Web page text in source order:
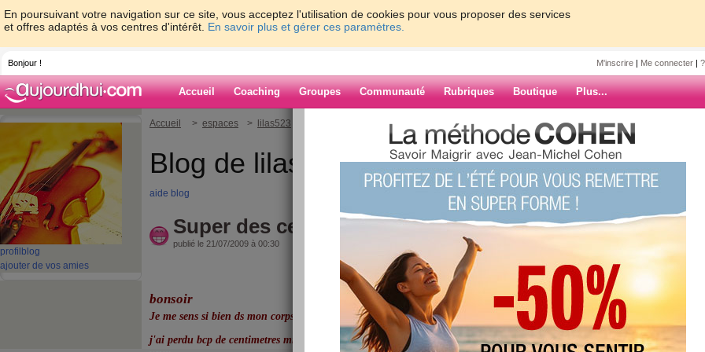
En poursuivant votre navigation sur ce site, vous acceptez l'utilisation de cookies pour vous proposer des services
et offres adaptés à vos centres d'intérêt. En savoir plus et gérer ces paramètres.
Bonjour ! M'inscrire | Me connecter |
Accueil Coaching Groupes Communauté Rubriques Boutique Plus...
profil blog
ajouter de vos amies
Accueil > espaces > lilas523 > Super des centimetres en moins
Blog de lilas523
aide blog
Super des centimetres en moins
publié le 21/07/2009 à 00:30
bonsoir
Je me sens si bien ds mon corps
j'ai perdu bcp de centimetres mm lors de mon control le mdecin n'as cru ses
ARCHIVES